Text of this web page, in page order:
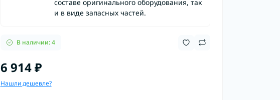
составе оригинального оборудования, так
и в виде запасных частей.
В наличии: 4
6 914 ₽
Нашли дешевле?